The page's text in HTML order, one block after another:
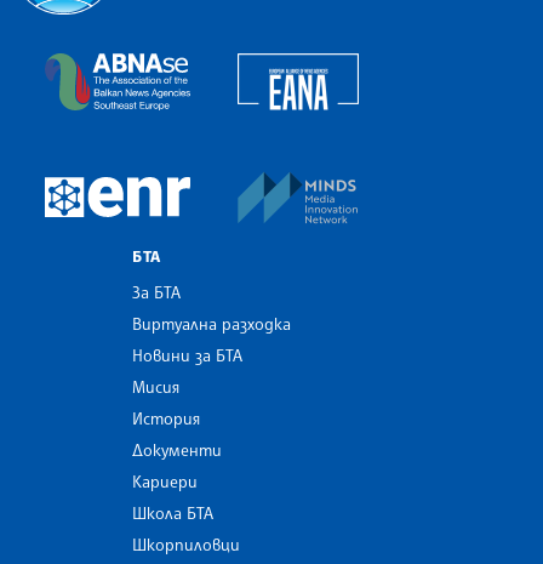
The Assocoation of the Balkan News Agencies
European Newsroom
БТА
За БТА
Виртуална разходка
Новини за БТА
Мисия
История
Документи
Кариери
Школа БТА
Шкорпиловци